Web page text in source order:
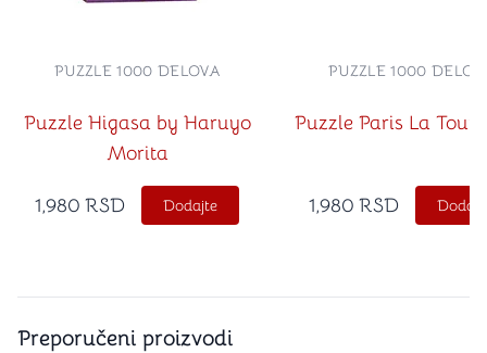
Puzzle Higasa by Haruyo
Morita
PUZZLE 1000 DELOVA
1,980 RSD Dodajte
Puzzle Paris La Tour
PUZZLE 1000
1,980 RSD
Preporučeni proizvodi